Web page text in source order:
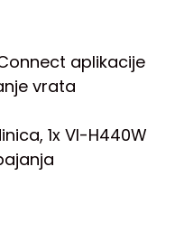
aplikacije
vrata
1x VI-H440W